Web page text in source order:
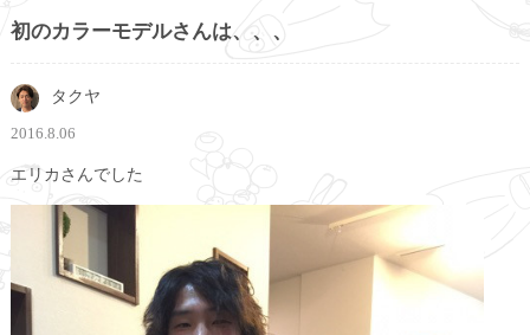
初のカラーモデルさんは、、、
タクヤ
2016.8.06
エリカさんでした